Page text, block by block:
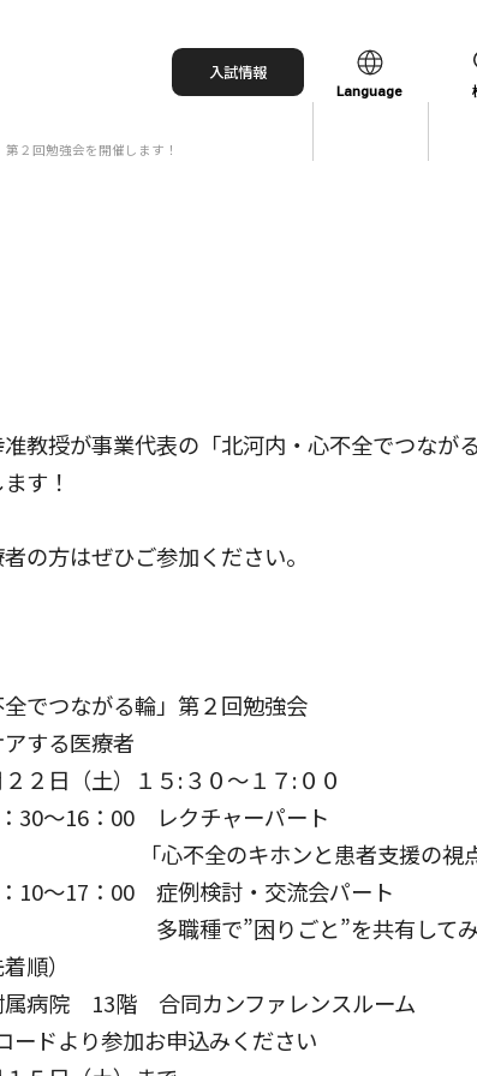
入試情報
Language
２回勉強会を開催します！
授が事業代表の「北河内・心不全でつながる
す！
の方はぜひご参加ください。
つながる輪」第２回勉強会
する医療者
２日（土）１５:３０～１７:００
00 レクチャーパート
ホンと患者支援の視点
00 症例検討・交流会パート
ごと”を共有してみませ
順）
病院 13階 合同カンファレンスルーム
ードより参加お申込みください